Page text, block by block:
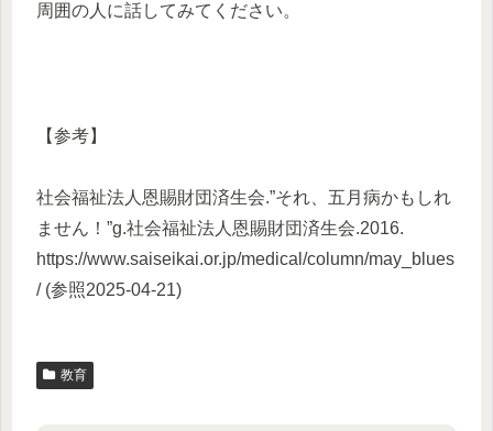
周囲の人に話してみてください。
【参考】
社会福祉法人恩賜財団済生会.”それ、五月病かもしれ
ません！”g.社会福祉法人恩賜財団済生会.2016.
https://www.saiseikai.or.jp/medical/column/may_blues
/ (参照2025-04-21)
教育